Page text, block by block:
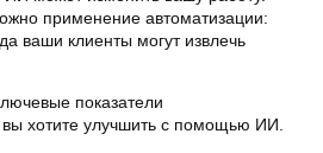
применение автоматизации:
ваши клиенты могут извлечь
показатели
хотите улучшить с помощью ИИ.